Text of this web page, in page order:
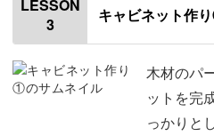
この講座が今後の基本になり
い。
使用道具・材料
木材の切り方
LESSON
3
キャビネット作
木材のパ
ットを完
っかりと